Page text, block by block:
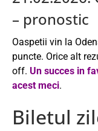
– pronostic
Oaspetii vin la
puncte. Orice alt
off. Un succes in
acest meci.
Biletul